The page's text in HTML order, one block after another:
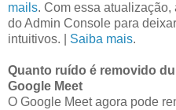
mails. Com essa
do Admin Console para
intuitivos. | Saiba mais.
Quanto ruído é removido
Google Meet
O Google Meet agora pode